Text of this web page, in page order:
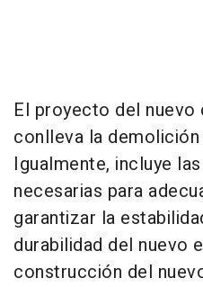
El proyecto del nuevo
conlleva la
Igualmente, incluye
necesarias para
garantizar la
durabilidad del nuevo
construcción del